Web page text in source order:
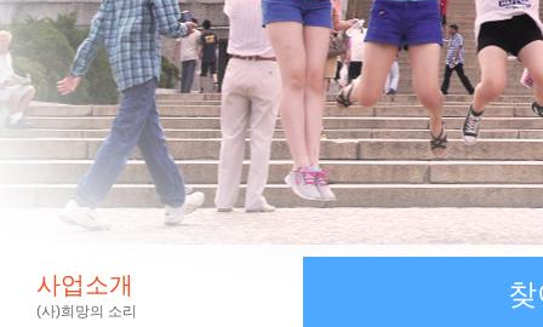
사업소개
(사)희망의 소리